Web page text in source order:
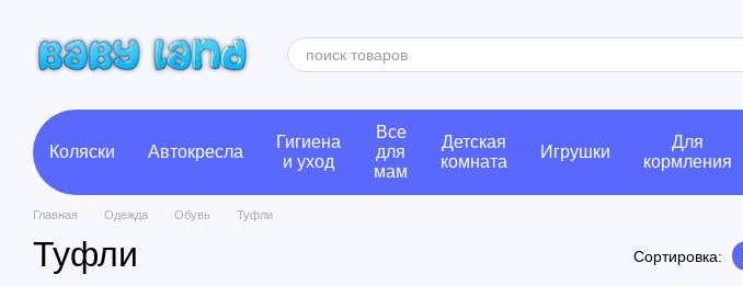
Коляски Автокресла
Гигиена
и уход
Все
для
мам
Детская
комната
Игрушки
Для
кормления
Главная Одежда Обувь Туфли
Туфли Сортировка: